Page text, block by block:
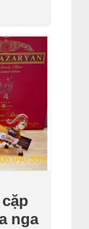
nga